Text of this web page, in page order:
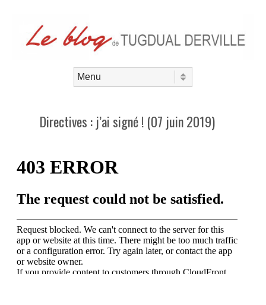
Directives : j’ai signé ! (07 juin 2019)